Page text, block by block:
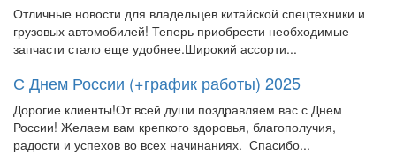
Отличные новости для владельцев китайской спецтехники и
грузовых автомобилей! Теперь приобрести необходимые
запчасти стало еще удобнее.Широкий ассорти...
С Днем России (+график работы) 2025
Дорогие клиенты!От всей души поздравляем вас с Днем
России! Желаем вам крепкого здоровья, благополучия,
радости и успехов во всех начинаниях. Спасибо...